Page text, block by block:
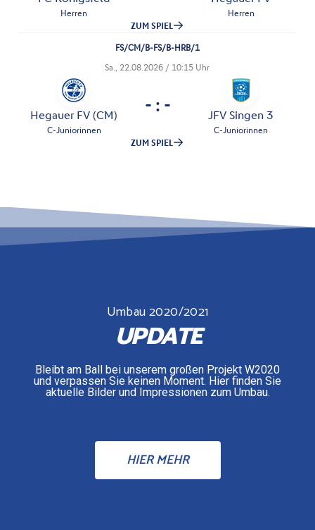
Umbau 2020/2021
UPDATE
Bleibt am Ball bei unserem großen Projekt W2020
und verpassen Sie keinen Moment. Hier finden Sie
aktuelle Bilder und Impressionen zum Umbau.
HIER MEHR